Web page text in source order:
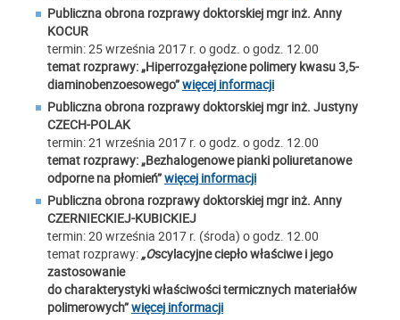
Publiczna obrona rozprawy doktorskiej mgr inż. Anny
KOCUR
termin: 25 września 2017 r. o godz. o godz. 12.00
temat rozprawy:„Hiperrozgałęzione polimery kwasu 3,5-
diaminobenzoesowego”więcej informacji
Publiczna obrona rozprawy doktorskiej mgr inż. Justyny
CZECH-POLAK
termin: 21 września 2017 r. o godz. o godz. 12.00
temat rozprawy:„Bezhalogenowe pianki poliuretanowe
odporne na płomień”więcej informacji
Publiczna obrona rozprawy doktorskiej mgr inż. Anny
CZERNIECKIEJ-KUBICKIEJ
termin: 20 września 2017 r. (środa) o godz. 12.00
temat rozprawy: „Oscylacyjne ciepło właściwe i jego
zastosowanie
do charakterystyki właściwości termicznych materiałów
polimerowych”więcej informacji